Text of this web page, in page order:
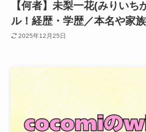
【何者】未梨一花(みりい
ル！経歴・学歴／本名や家
2025年12月25日